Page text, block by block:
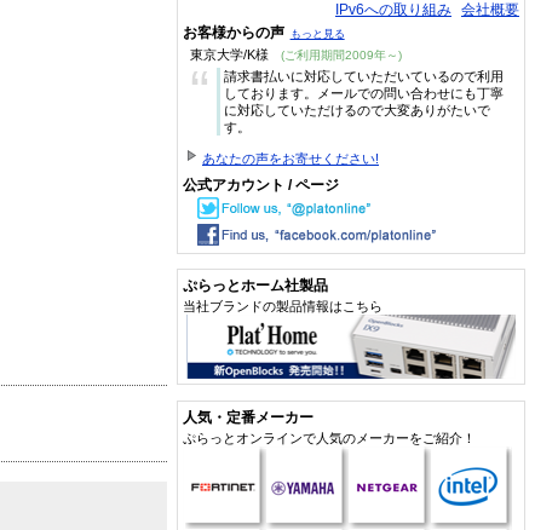
IPv6への取り組み 会社概要
お客様からの声 もっと見る
東京大学/K様 (ご利用期間2009年～)
“
請求書払いに対応していただいているので利用
しております。メールでの問い合わせにも丁寧
に対応していただけるので大変ありがたいで
す。
あなたの声をお寄せください!
公式アカウント / ページ
ぷらっとホーム社製品
当社ブランドの製品情報はこちら
人気・定番メーカー
ぷらっとオンラインで人気のメーカーをご紹介！